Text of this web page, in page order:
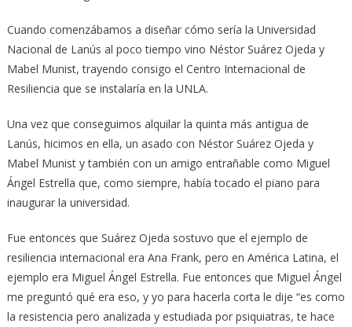
Cuando comenzábamos a diseñar cómo sería la Universidad
Nacional de Lanús al poco tiempo vino Néstor Suárez Ojeda y
Mabel Munist, trayendo consigo el Centro Internacional de
Resiliencia que se instalaría en la UNLA.
Una vez que conseguimos alquilar la quinta más antigua de
Lanús, hicimos en ella, un asado con Néstor Suárez Ojeda y
Mabel Munist y también con un amigo entrañable como Miguel
Ángel Estrella que, como siempre, había tocado el piano para
inaugurar la universidad.
Fue entonces que Suárez Ojeda sostuvo que el ejemplo de
resiliencia internacional era Ana Frank, pero en América Latina, el
ejemplo era Miguel Ángel Estrella. Fue entonces que Miguel Ángel
me preguntó qué era eso, y yo para hacerla corta le dije “es como
la resistencia pero analizada y estudiada por psiquiatras, te hace